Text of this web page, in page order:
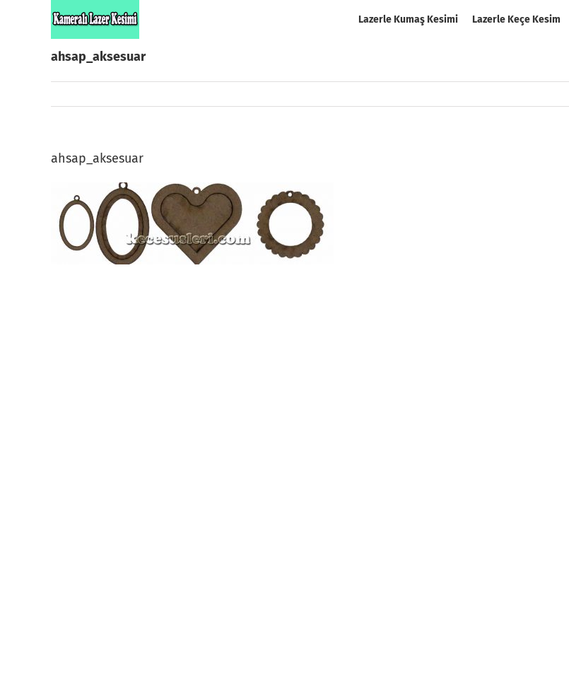
Lazerle Kumaş Kesimi Lazerle Keçe Kesim
ahsap_aksesuar
ahsap_aksesuar